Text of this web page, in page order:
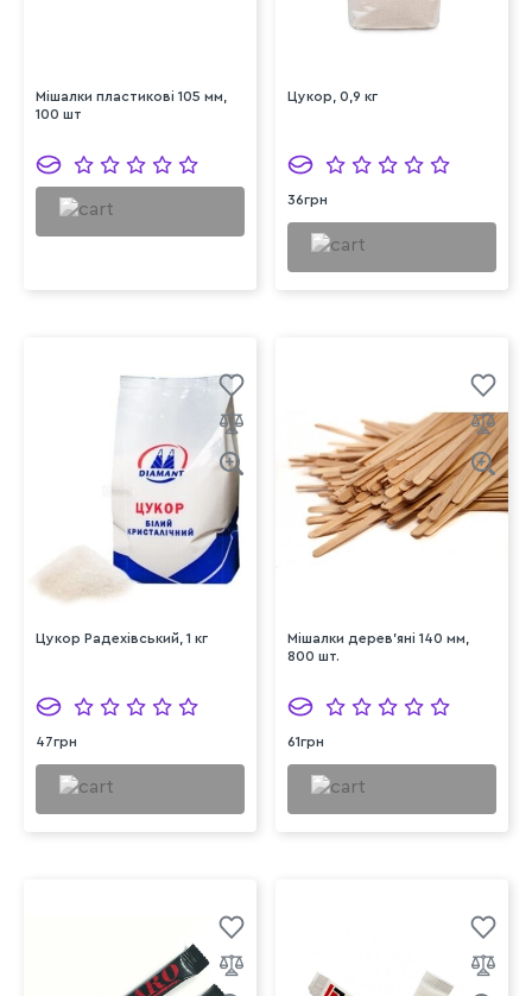
Мішалки пластикові 105 мм,
100 шт
Цукор, 0,9 кг
36грн
Цукор Радехівський, 1 кг
47грн
Мішалки дерев'яні 140 мм,
800 шт.
61грн